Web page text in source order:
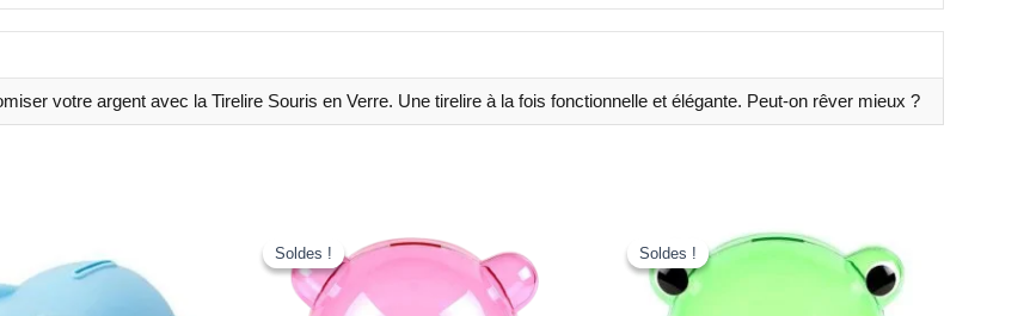
votre argent avec la Tirelire Souris en Verre. Une tirelire à la fois fonctionnelle et élégante. Peut-on rêver mieux ?
Soldes !
Soldes !
prix
initial
était :
28.99€.
prix
actuel
21.99€.
Soldes !
Soldes !
prix
initial
était :
28.99€.
prix
actuel